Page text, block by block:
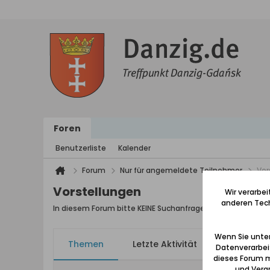
Foren
Benutzerliste Kalender
Forum Nur für angemeldete Teilnehmer
Vorstellungen
In diesem Forum bitte KEINE Suchanfragen stellen
Themen Letzte Aktivität Meine
Wir
anderen
Wenn Sie
dieses Forum